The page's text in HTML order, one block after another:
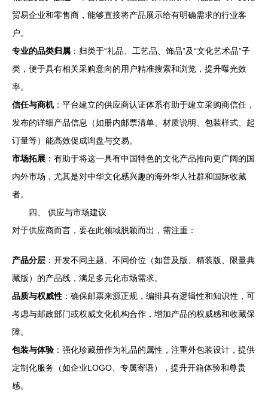
贸易企业和零售商，能够直接将产品展示给有明确需求的行业客
户。
专业的品类归属 ：归类于“礼品、工艺品、饰品”及“文化艺术品”子
类，便于具有相关采购意向的用户精准搜索和浏览，提升曝光效
率。
信任与商机：平台建立的供应商认证体系有助于建立采购商信任，
发布的详细产品信息（如册内邮票清单、材质说明、包装样式、起
订量等）能高效促成询盘与交易。
市场拓展 ：有助于将这一具有中国特色的文化产品推向更广阔的国
内外市场，尤其是对中华文化感兴趣的海外华人社群和国际收藏
者。
四、 供应与市场建议
对于供应商而言，要在此领域脱颖而出，需注重：
产品分层 ：开发不同主题、不同价位（如普及版、精装版、限量典
藏版）的产品线，满足多元化市场需求。
品质与权威性 ：确保邮票来源正规，编排具有逻辑性和知识性，可
考虑与邮政部门或权威文化机构合作，增加产品的权威感和收藏保
障。
包装与体验 ：强化珍藏册作为礼品的属性，注重外包装设计，提供
定制化服务（如企业LOGO、专属寄语），提升开箱体验和尊贵
感。